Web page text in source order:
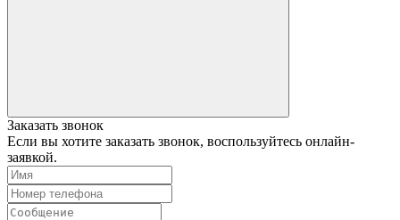
Заказать звонок
Если вы хотите заказать звонок, воспользуйтесь онлайн-
заявкой.